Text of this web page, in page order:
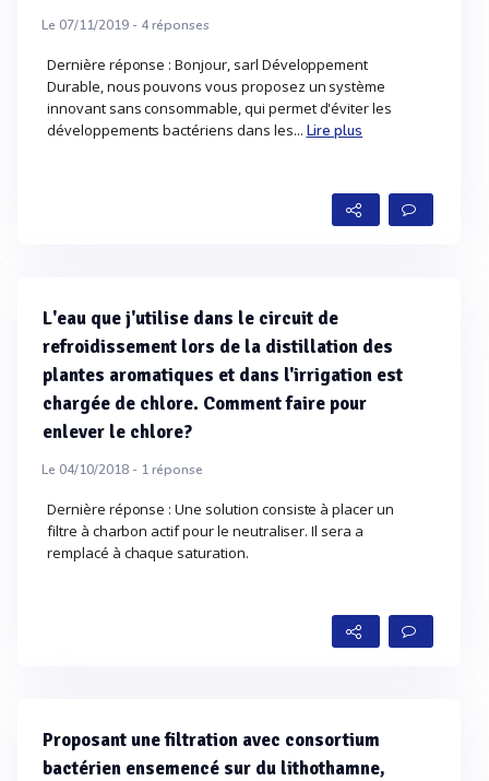
Le 07/11/2019 - 4réponses
Dernière réponse : Bonjour, sarl Développement
Durable, nous pouvons vous proposez un système
innovant sans consommable, qui permet d'éviter les
développements bactériens dans les... Lire plus
L'eau que j'utilise dans le circuit de
refroidissement lors de la distillation des
plantes aromatiques et dans l'irrigation est
chargée de chlore. Comment faire pour
enlever le chlore?
Le 04/10/2018 - 1réponse
Dernière réponse : Une solution consiste à placer un
filtre à charbon actif pour le neutraliser. Il sera a
remplacé à chaque saturation.
Proposant une filtration avec consortium
bactérien ensemencé sur du lithothamne,